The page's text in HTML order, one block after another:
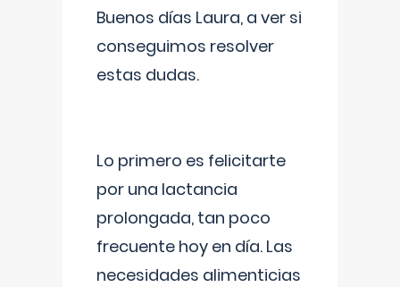
Buenos días Laura, a ver si
conseguimos resolver
estas dudas.
Lo primero es felicitarte
por una lactancia
prolongada, tan poco
frecuente hoy en día. Las
necesidades alimenticias